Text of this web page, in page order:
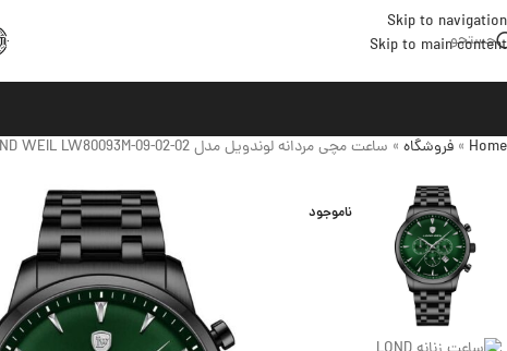
Skip to navigation
Skip to main content
جستجو
Home
» فروشگاه » ساعت مچی مردانه لوندویل مدل LOND WEIL LW80093M-09-02-02
ناموجود